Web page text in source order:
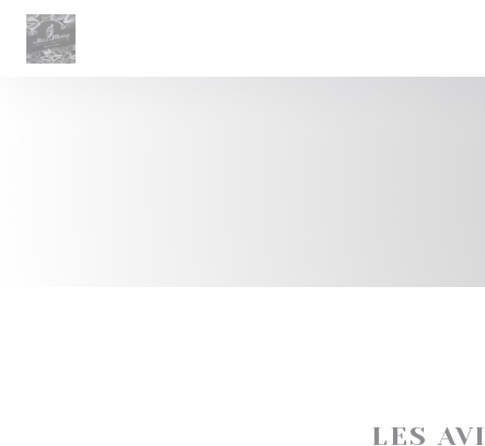
Personnalisation de vos choix en matière de cookies
LES